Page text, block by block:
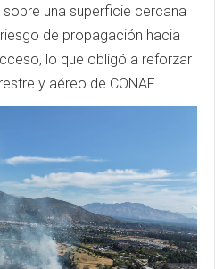
una superficie cercana
de propagación hacia
lo que obligó a reforzar
y aéreo de CONAF.